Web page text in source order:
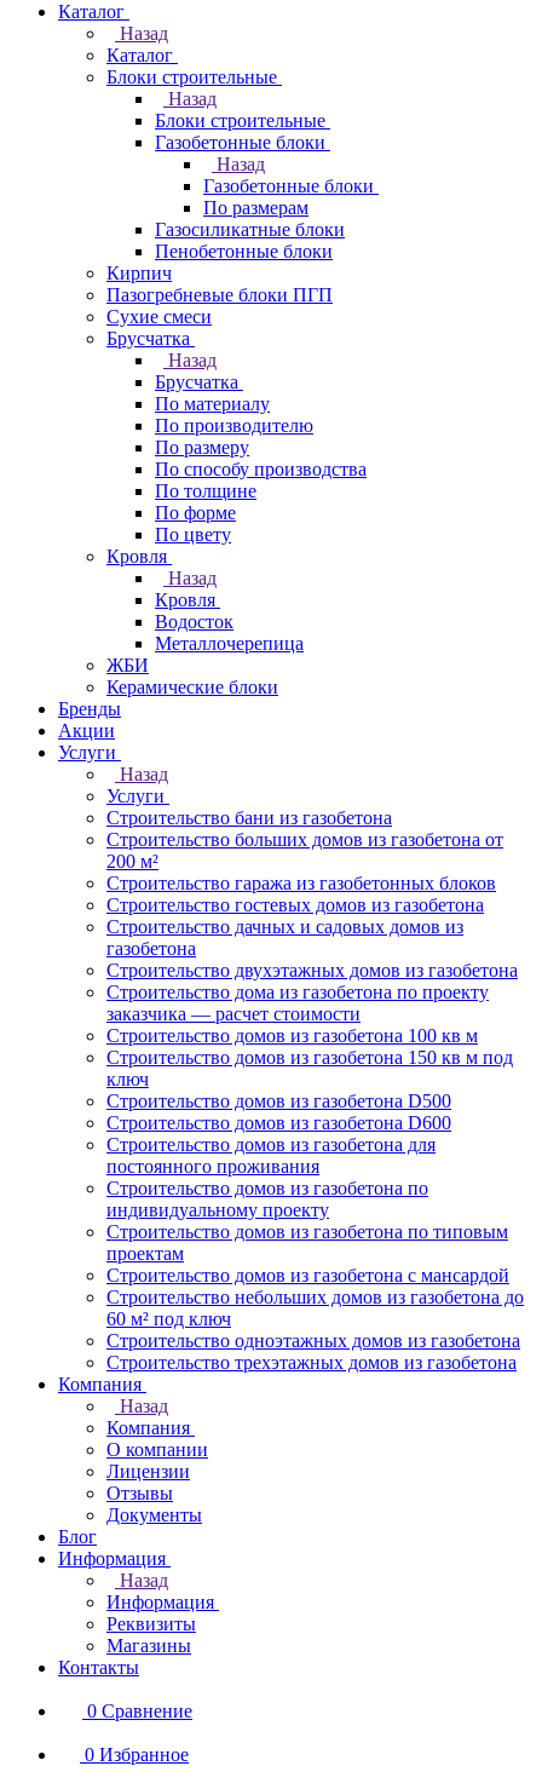
Каталог
Назад
Каталог
Блоки строительные
Назад
Блоки строительные
Газобетонные блоки
Назад
Газобетонные блоки
По размерам
Газосиликатные блоки
Пенобетонные блоки
Кирпич
Пазогребневые блоки ПГП
Сухие смеси
Брусчатка
Назад
Брусчатка
По материалу
По производителю
По размеру
По способу производства
По толщине
По форме
По цвету
Кровля
Назад
Кровля
Водосток
Металлочерепица
ЖБИ
Керамические блоки
Бренды
Акции
Услуги
Назад
Услуги
Строительство бани из газобетона
Строительство больших домов из газобетона от
200 м²
Строительство гаража из газобетонных блоков
Строительство гостевых домов из газобетона
Строительство дачных и садовых домов из
газобетона
Строительство двухэтажных домов из газобетона
Строительство дома из газобетона по проекту
заказчика — расчет стоимости
Строительство домов из газобетона 100 кв м
Строительство домов из газобетона 150 кв м под
ключ
Строительство домов из газобетона D500
Строительство домов из газобетона D600
Строительство домов из газобетона для
постоянного проживания
Строительство домов из газобетона по
индивидуальному проекту
Строительство домов из газобетона по типовым
проектам
Строительство домов из газобетона с мансардой
Строительство небольших домов из газобетона до
60 м² под ключ
Строительство одноэтажных домов из газобетона
Строительство трехэтажных домов из газобетона
Компания
Назад
Компания
О компании
Лицензии
Отзывы
Документы
Блог
Информация
Назад
Информация
Реквизиты
Магазины
Контакты
0 Сравнение
0 Избранное